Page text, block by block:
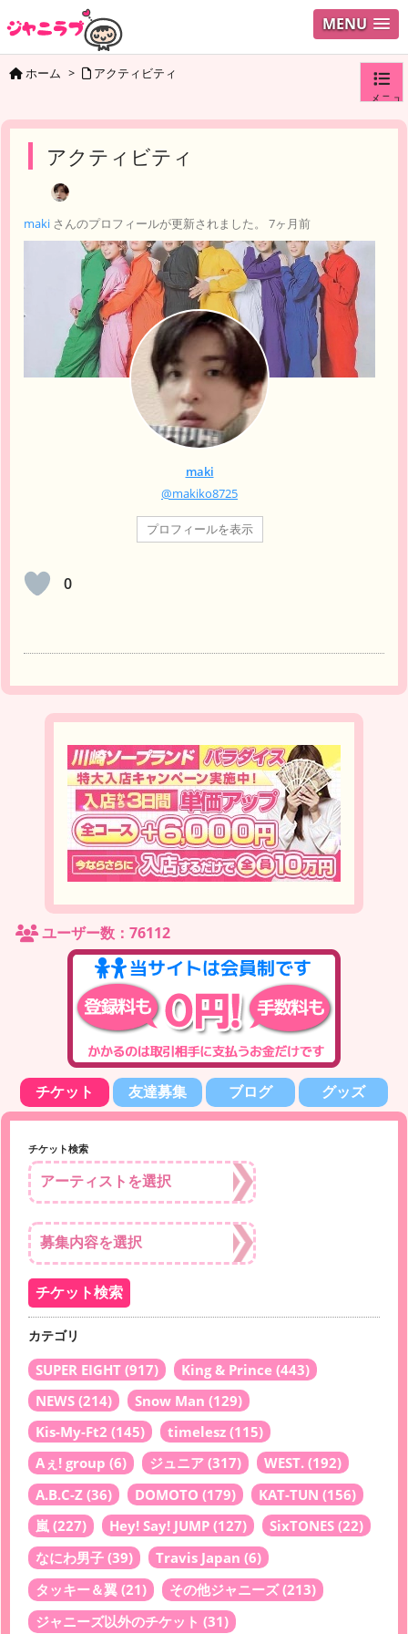
MENU
メニュ
検索
ホーム > アクティビティ
アクティビティ
maki さんのプロフィールが更新されました。 7ヶ月前
maki
@makiko8725
プロフィールを表示
0
ユーザー数：76112
チケット 友達募集 ブログ グッズ
チケット検索
カテゴリ
SUPER EIGHT (917) King & Prince (443)
NEWS (214) Snow Man (129)
Kis-My-Ft2 (145) timelesz (115)
Aぇ! group (6) ジュニア (317) WEST. (192)
A.B.C-Z (36) DOMOTO (179) KAT-TUN (156)
嵐 (227) Hey! Say! JUMP (127) SixTONES (22)
なにわ男子 (39) Travis Japan (6)
タッキー＆翼 (21) その他ジャニーズ(213)
ジャニーズ以外のチケット (31)